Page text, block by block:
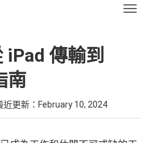
iPad 傳輸到
南
更新： February 10, 2024